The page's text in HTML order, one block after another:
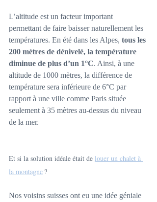
L’altitude est un facteur important
permettant de faire baisser naturellement les
températures. En été dans les Alpes, tous les
200 mètres de dénivelé, la température
diminue de plus d’un 1°C. Ainsi, à une
altitude de 1000 mètres, la différence de
température sera inférieure de 6°C par
rapport à une ville comme Paris située
seulement à 35 mètres au-dessus du niveau
de la mer.
Et si la solution idéale était de louer un chalet à
la montagne ?
Nos voisins suisses ont eu une idée géniale